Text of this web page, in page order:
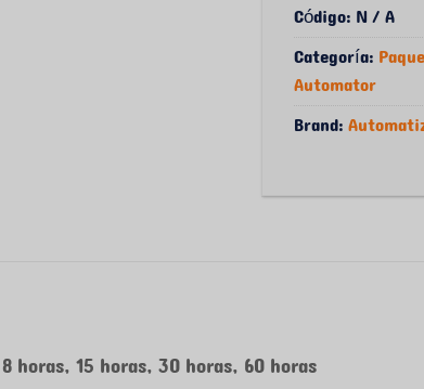
Código: N / A
Categoría:
Automator
Brand:
horas, 15 horas, 30 horas, 60 horas